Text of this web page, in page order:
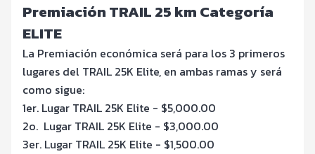
Premiación TRAIL 25 km Categoría
ELITE
La Premiación económica será para los 3 primeros
lugares del TRAIL 25K Elite, en ambas ramas y será
como sigue:
1er. Lugar TRAIL 25K Elite - $5,000.00
2o. Lugar TRAIL 25K Elite - $3,000.00
3er. Lugar TRAIL 25K Elite - $1,500.00